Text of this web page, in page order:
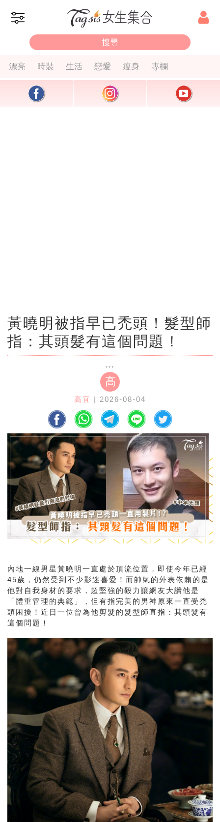
漂亮 時裝 生活 戀愛 瘦身 專欄
黃曉明被指早已禿頭！髮型師
指：其頭髮有這個問題！
高
高宜 | 2026-08-04
內地一線男星黃曉明一直處於頂流位置，即使今年已經
45歲，仍然受到不少影迷喜愛！而帥氣的外表依賴的是
他對自我身材的要求，超堅強的毅力讓網友大讚他是
「體重管理的典範」，但有指完美的男神原來一直受禿
頭困擾！近日一位曾為他剪髮的髮型師直指：其頭髮有
這個問題！